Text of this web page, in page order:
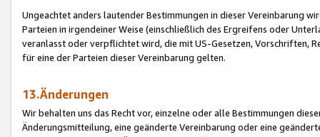
Ungeachtet anders lautender Bestimmungen in dieser Vereinbarung
Parteien in irgendeiner Weise (einschließlich des Ergreifens oder
veranlasst oder verpflichtet wird, die mit US-Gesetzen, Vorschriften,
für eine der Parteien dieser Vereinbarung gelten.
13.Änderungen
Wir behalten uns das Recht vor, einzelne oder alle Bestimmungen
Änderungsmitteilung, eine geänderte Vereinbarung oder eine